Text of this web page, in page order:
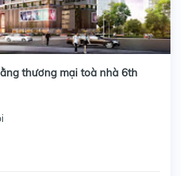
thương mại toà nhà 6th